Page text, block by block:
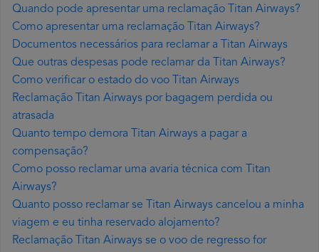
Quando pode apresentar uma reclamação Titan Airways?
Como apresentar uma reclamação Titan Airways?
Documentos necessários para reclamar a Titan Airways
Que outras despesas pode reclamar da Titan Airways?
Como verificar o estado do voo Titan Airways
Reclamação Titan Airways por bagagem perdida ou
atrasada
Quanto tempo demora Titan Airways a pagar a
compensação?
Como posso reclamar uma avaria técnica com Titan
Airways?
Quanto posso reclamar se Titan Airways cancelou a minha
viagem e eu tinha reservado alojamento?
Reclamação Titan Airways se o voo de regresso for